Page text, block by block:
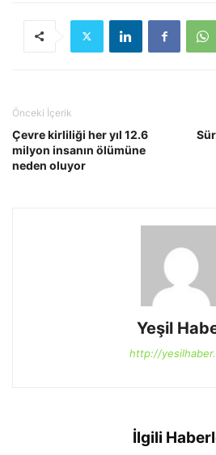
Önceki İçerik
Çevre kirliliği her yıl 12.6
milyon insanın ölümüne
neden oluyor
Yeşil
http://
İlgili